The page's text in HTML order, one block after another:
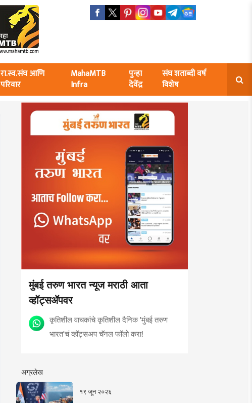
रा.स्व.संघ आणि
परिवार
MahaMTB
Infra
पुन्हा
देवेंद्र
संघ शताब्दी वर्ष
विशेष
मुंबई तरुण भारत न्यूज मराठी आता
व्हॉट्सॲपवर
कृतिशील वाचकांचे कृतिशील दैनिक 'मुंबई तरुण
भारत'चं व्हॉट्सअप चॅनल फॉलो करा!
अग्रलेख
१९ जून २०२६